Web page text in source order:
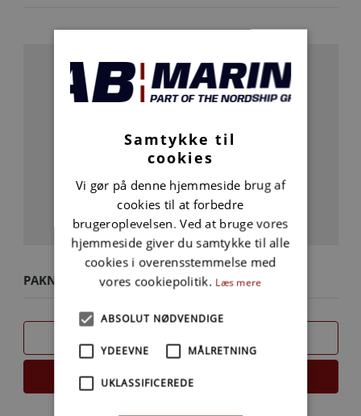
PAKNINGSSKIVE
LÆS MERE
Samtykke til
cookies
Vi gør på denne hjemmeside brug af
cookies til at forbedre
brugeroplevelsen. Ved at bruge vores
hjemmeside giver du samtykke til alle
cookies i overensstemmelse med
vores cookiepolitik. Læs mere
ABSOLUT NØDVENDIGE
YDEEVNE MÅLRETNING
UKLASSIFICEREDE